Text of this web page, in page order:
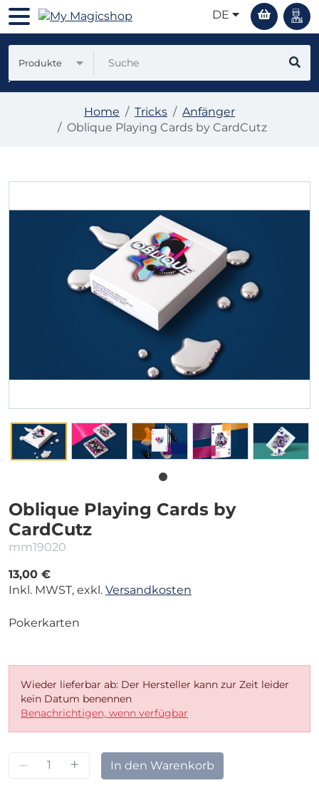
DE
Produkte
Home Tricks
Anfänger
Oblique Playing Cards by CardCutz
Oblique Playing Cards by
CardCutz
mm19020
13,00 €
Inkl. MWST, exkl. Versandkosten
Pokerkarten
Wieder lieferbar ab: Der Hersteller kann zur Zeit leider
kein Datum benennen
Benachrichtigen, wenn verfügbar
– + In den Warenkorb